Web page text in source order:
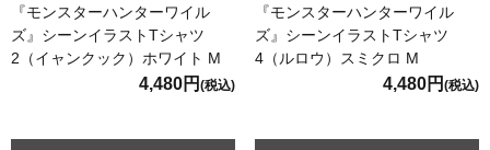
『モンスターハンターワイル
ズ』シーンイラストTシャツ
2（イャンクック）ホワイト M
4,480円 (税込)
『モンスターハンターワイル
ズ』シーンイラストTシャツ
4（ルロウ）スミクロ M
4,480円 (税込)